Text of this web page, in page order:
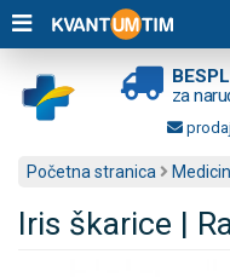
za
Početna stranica
Iris škarice |